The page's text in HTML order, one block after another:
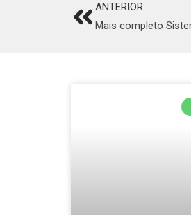
PrevANTERIOR
Mais completo